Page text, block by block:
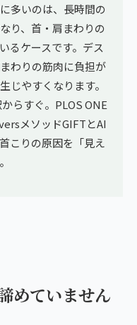
多いのは、長時間の
り、首・肩まわりの
るケースです。デス
わりの筋肉に負担が
じやすくなります。
らすぐ。PLOS ONE
メソッドGIFTとAI
こりの原因を「見え
めていません